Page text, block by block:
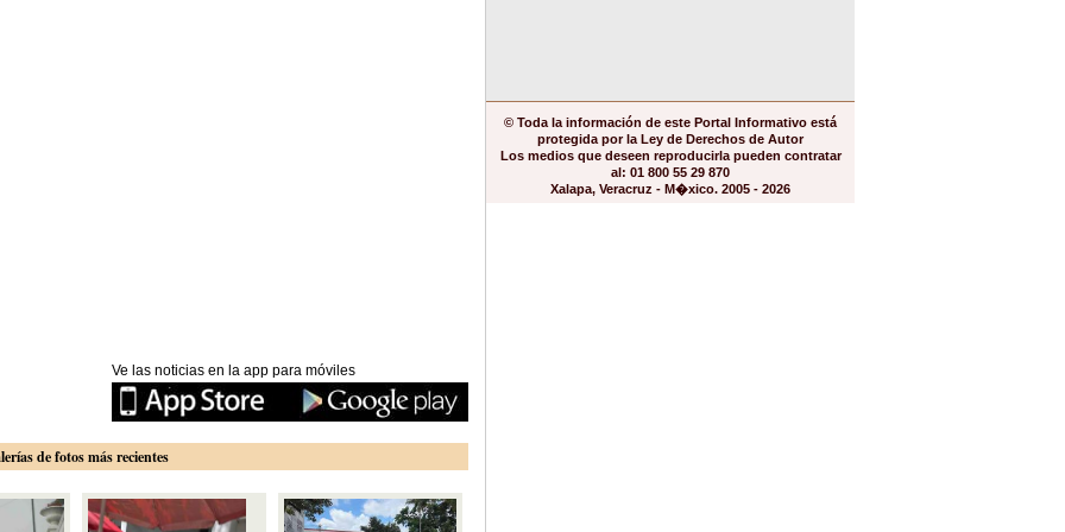
Ve las noticias en la app para móviles
de fotos más recientes
© Toda la información de este Portal Informativo está
protegida por la Ley de Derechos de Autor
Los medios que deseen reproducirla pueden contratar
al: 01 800 55 29 870
Xalapa, Veracruz - M�xico. 2005 - 2026